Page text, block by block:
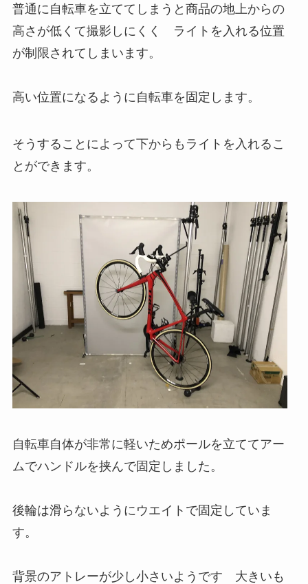
普通に自転車を立ててしまうと商品の地上からの
高さが低くて撮影しにくく ライトを入れる位置
が制限されてしまいます。
高い位置になるように自転車を固定します。
そうすることによって下からもライトを入れるこ
とができます。
自転車自体が非常に軽いためポールを立ててアー
ムでハンドルを挟んで固定しました。
後輪は滑らないようにウエイトで固定していま
す。
背景のアトレーが少し小さいようです 大きいも